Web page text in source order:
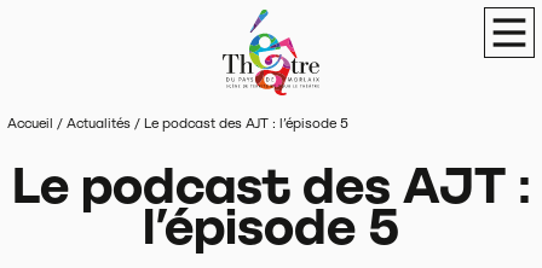
Théâtre du Pays de Morlaix Scène de
Accueil / Actualités / Le podcast des AJT : l’épisode 5
Le podcast des AJT :
l’épisode 5